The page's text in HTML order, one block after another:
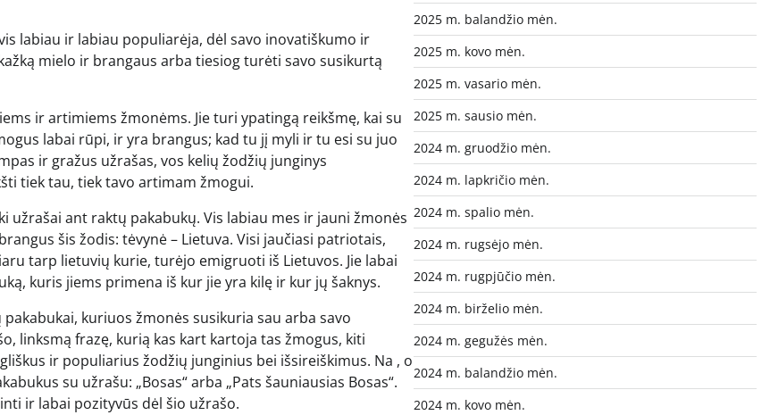
labiau ir labiau populiarėja, dėl savo inovatiškumo ir
mielo ir brangaus arba tiesiog turėti savo susikurtą
ir artimiems žmonėms. Jie turi ypatingą reikšmę, kai su
labai rūpi, ir yra brangus; kad tu jį myli ir tu esi su juo
ir gražus užrašas, vos kelių žodžių junginys
tiek tau, tiek tavo artimam žmogui.
ant raktų pakabukų. Vis labiau mes ir jauni žmonės
šis žodis: tėvynė – Lietuva. Visi jaučiasi patriotais,
tarp lietuvių kurie, turėjo emigruoti iš Lietuvos. Jie labai
kuris jiems primena iš kur jie yra kilę ir kur jų šaknys.
kuriuos žmonės susikuria sau arba savo
linksmą frazę, kurią kas kart kartoja tas žmogus, kiti
ir populiarius žodžių junginius bei išsireiškimus. Na , o
su užrašu: „Bosas“ arba „Pats šauniausias Bosas“.
ir labai pozityvūs dėl šio užrašo.
2025 m. balandžio mėn.
2025 m. kovo mėn.
2025 m. vasario mėn.
2025 m. sausio mėn.
2024 m. gruodžio mėn.
2024 m. lapkričio mėn.
2024 m. spalio mėn.
2024 m. rugsėjo mėn.
2024 m. rugpjūčio mėn.
2024 m. birželio mėn.
2024 m. gegužės mėn.
2024 m. balandžio mėn.
2024 m. kovo mėn.